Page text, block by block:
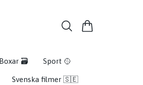
Boxar 🗃️ Sport 🥎
Svenska filmer 🇸🇪